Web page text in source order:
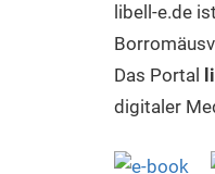
libell-e.de
Das Portal
digitaler